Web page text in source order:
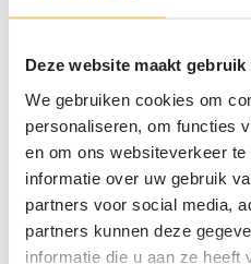
Deze website maakt
We gebruiken cookies om
personaliseren, om functies
en om ons websiteverkeer
informatie over uw gebruik
partners voor social media,
partners kunnen deze
informatie die u aan ze heeft